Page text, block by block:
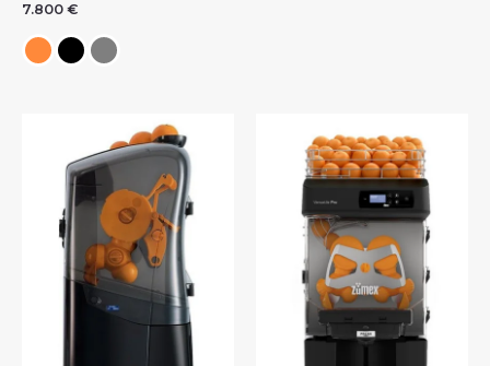
7.800 €